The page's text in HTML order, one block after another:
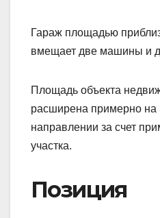
Гараж площадью
вмещает две машины и
Площадь объекта
расширена примерно на
направлении за счет
участка.
Позиция